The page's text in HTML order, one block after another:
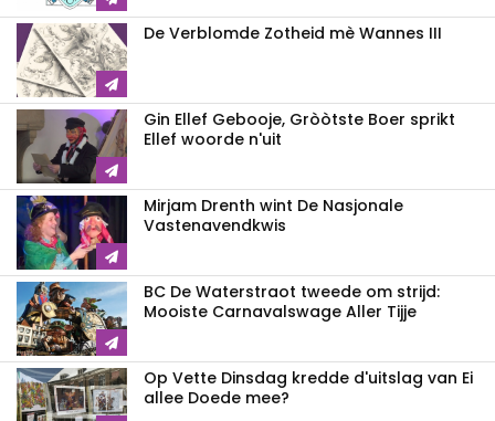
De Verblomde Zotheid mè Wannes III
Gin Ellef Gebooje, Gròòtste Boer sprikt
Ellef woorde n'uit
Mirjam Drenth wint De Nasjonale
Vastenavendkwis
BC De Waterstraot tweede om strijd:
Mooiste Carnavalswage Aller Tijje
Op Vette Dinsdag kredde d'uitslag van Ei
allee Doede mee?